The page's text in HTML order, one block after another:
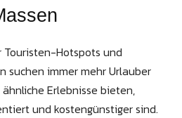
Hotspots und
suchen immer mehr Urlauber
Erlebnisse bieten,
und kostengünstiger sind.